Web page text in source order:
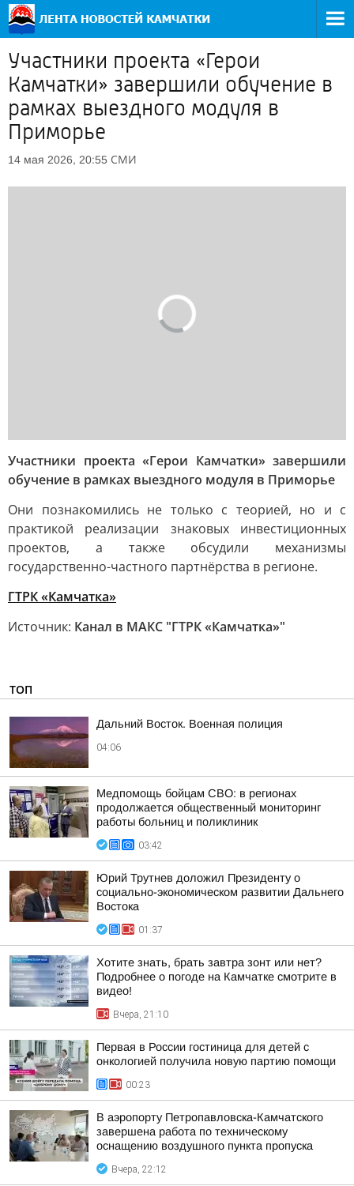
Участники проекта «Герои
Камчатки» завершили обучение в
рамках выездного модуля в
Приморье
14 мая 2026, 20:55 СМИ
Участники проекта «Герои Камчатки» завершили
обучение в рамках выездного модуля в Приморье
Они познакомились не только с теорией, но и с
практикой реализации знаковых инвестиционных
проектов, а также обсудили механизмы
государственно-частного партнёрства в регионе.
ГТРК «Камчатка»
Источник: Канал в МАКС "ГТРК «Камчатка»"
ТОП
Дальний Восток. Военная полиция
04:06
Медпомощь бойцам СВО: в регионах
продолжается общественный мониторинг
работы больниц и поликлиник
03:42
Юрий Трутнев доложил Президенту о
социально-экономическом развитии Дальнего
Востока
01:37
Хотите знать, брать завтра зонт или нет?
Подробнее о погоде на Камчатке смотрите в
видео!
Вчера, 21:10
Первая в России гостиница для детей с
онкологией получила новую партию помощи
00:23
В аэропорту Петропавловска-Камчатского
завершена работа по техническому
оснащению воздушного пункта пропуска
Вчера, 22:12